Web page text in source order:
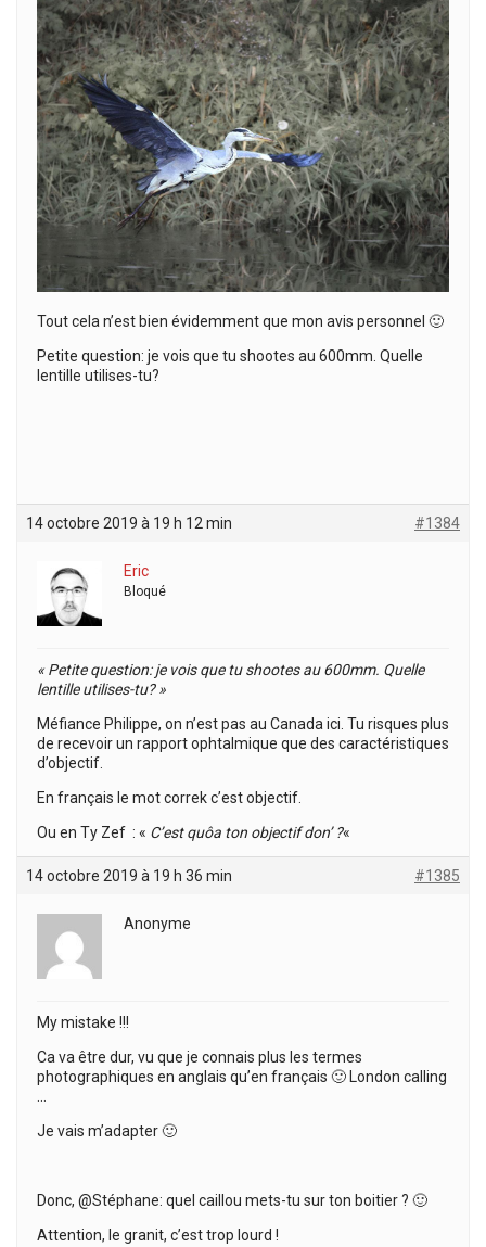
Tout cela n’est bien évidemment que mon avis personnel 🙂
Petite question: je vois que tu shootes au 600mm. Quelle
lentille utilises-tu?
14 octobre 2019 à 19 h 12 min #1384
Eric
Bloqué
« Petite question: je vois que tu shootes au 600mm. Quelle
lentille utilises-tu? »
Méfiance Philippe, on n’est pas au Canada ici. Tu risques plus
de recevoir un rapport ophtalmique que des caractéristiques
d’objectif.
En français le mot correk c’est objectif.
Ou en Ty Zef : « C’est quôa ton objectif don’ ?«
14 octobre 2019 à 19 h 36 min #1385
Anonyme
My mistake !!!
Ca va être dur, vu que je connais plus les termes
photographiques en anglais qu’en français 🙂 London calling
Je vais m’adapter 🙂
Donc, @Stéphane: quel caillou mets-tu sur ton boitier ? 🙂
Attention, le granit, c’est trop lourd !